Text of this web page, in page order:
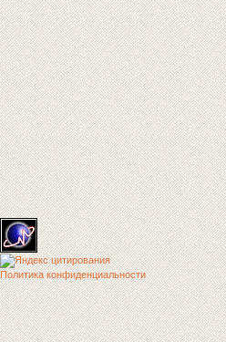
Политика конфиденциальности